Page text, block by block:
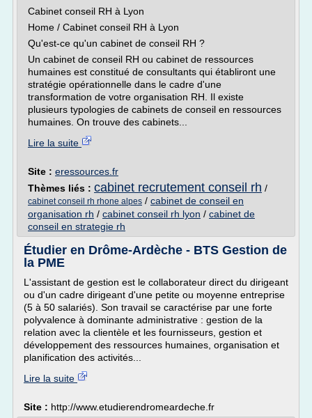
Cabinet conseil RH à Lyon
Home / Cabinet conseil RH à Lyon
Qu'est-ce qu'un cabinet de conseil RH ?
Un cabinet de conseil RH ou cabinet de ressources
humaines est constitué de consultants qui établiront une
stratégie opérationnelle dans le cadre d'une
transformation de votre organisation RH. Il existe
plusieurs typologies de cabinets de conseil en ressources
humaines. On trouve des cabinets...
Lire la suite
Site : eressources.fr
Thèmes liés : cabinet recrutement conseil rh /
cabinet conseil rh rhone alpes / cabinet de conseil en
organisation rh / cabinet conseil rh lyon / cabinet de
conseil en strategie rh
Étudier en Drôme-Ardèche - BTS Gestion de
la PME
L'assistant de gestion est le collaborateur direct du dirigeant
ou d'un cadre dirigeant d'une petite ou moyenne entreprise
(5 à 50 salariés). Son travail se caractérise par une forte
polyvalence à dominante administrative : gestion de la
relation avec la clientèle et les fournisseurs, gestion et
développement des ressources humaines, organisation et
planification des activités...
Lire la suite
Site : http://www.etudierendromeardeche.fr